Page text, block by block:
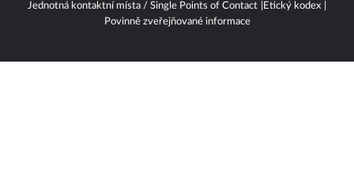
Jednotná kontaktní místa / Single Points of Contact
Etický kodex
Povinně zveřejňované informace